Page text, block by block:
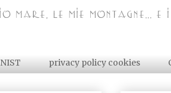
privacy policy cookies